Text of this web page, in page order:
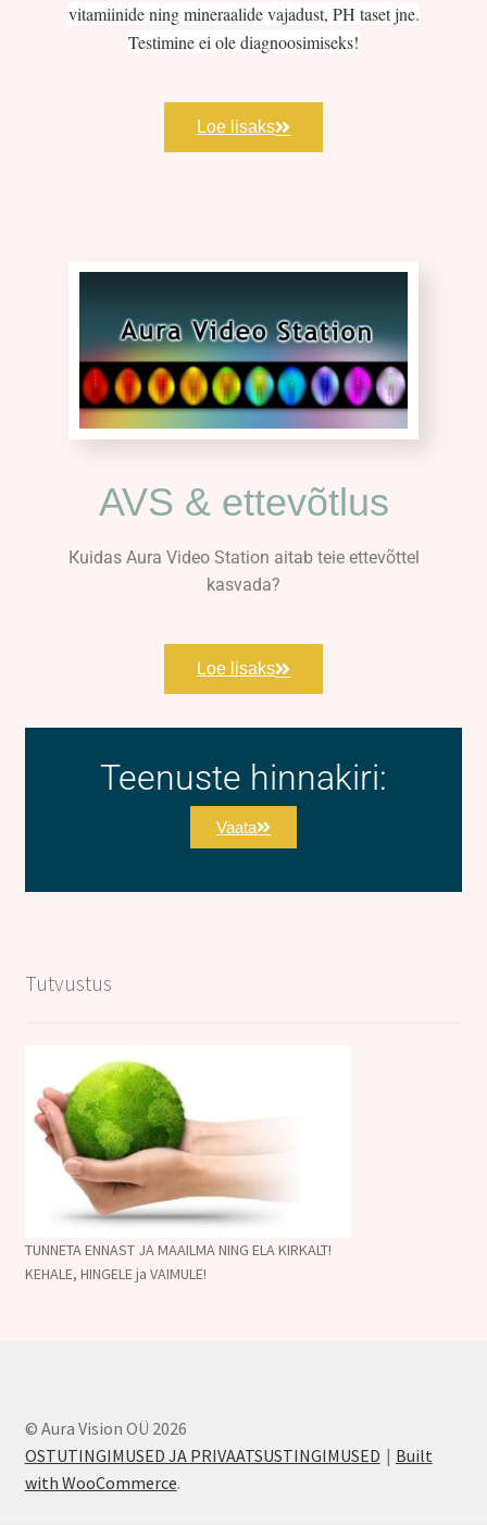
vitamiinide ning mineraalide vajadust, PH taset jne.
Testimine ei ole diagnoosimiseks!
Loe lisaks
AVS & ettevõtlus
Кuidas Aura Video Station aitab teie ettevõttel
kasvada?
Loe lisaks
Teenuste hinnakiri:
Vaata
Tutvustus
TUNNETA ENNAST JA MAAILMA NING ELA KIRKALT!
KEHALE, HINGELE ja VAIMULE!
© Aura Vision OÜ 2026
OSTUTINGIMUSED JA PRIVAATSUSTINGIMUSED
Built
with WooCommerce.